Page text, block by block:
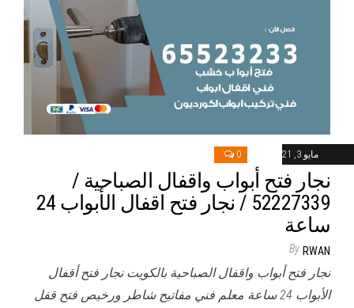
مايو 3, 2021 0
نجار فتح أبواب واقفال الصباحية /
52227339 / نجار فتح اقفال الأبواب 24
ساعة
By RWAN
نجار فتح أبواب واقفال الصباحية بالكويت نجار فتح أقفال
الأبواب 24 ساعة معلم فني مفاتيح شاطر ورخيص فتح قفل